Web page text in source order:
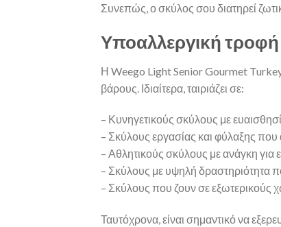
Συνεπώς, ο σκύλος σου διατηρεί
Υποαλλεργική τροφή
Η Weego Light Senior Gourmet Turkey
βάρους. Ιδιαίτερα, ταιριάζει σε:
– Κυνηγετικούς σκύλους με
– Σκύλους εργασίας και φύλαξης που
– Αθλητικούς σκύλους με ανάγκη για
– Σκύλους με υψηλή δραστηριότητα
– Σκύλους που ζουν σε εξωτερικούς
Ταυτόχρονα, είναι σημαντικό να